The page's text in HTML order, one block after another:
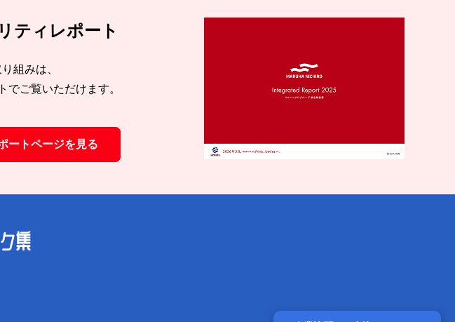
ティレポート
組みは、
ご覧いただけます。
ートページを見る
集